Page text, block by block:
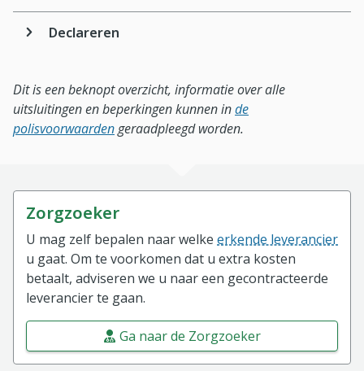
Declareren
Dit is een beknopt overzicht, informatie over alle
uitsluitingen en beperkingen kunnen inde
polisvoorwaardengeraadpleegd worden.
Zorgzoeker
U mag zelf bepalen naar welke erkende leverancier
u gaat. Om te voorkomen dat u extra kosten
betaalt, adviseren we u naar een gecontracteerde
leverancier te gaan.
Ga naar de Zorgzoeker